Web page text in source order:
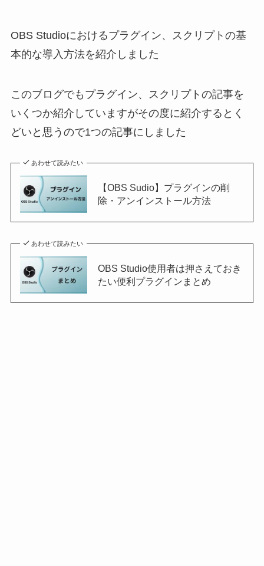
OBS Studioにおけるプラグイン、スクリプトの基
本的な導入方法を紹介しました
このブログでもプラグイン、スクリプトの記事を
いくつか紹介していますがその度に紹介するとく
どいと思うので1つの記事にしました
あわせて読みたい
【OBS Sudio】プラグインの削
除・アンインストール方法
あわせて読みたい
OBS Studio使用者は押さえておき
たい便利プラグインまとめ